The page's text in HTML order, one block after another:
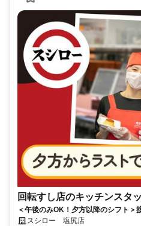
回転すし店のキッチンスタ
＜午後のみOK！夕方以降のシフト＞
ンでコツコツ働ける
スシロー 塩尻店